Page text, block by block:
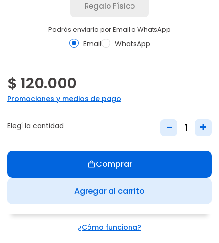
Regalo Físico
Podrás enviarlo por Email o WhatsApp
Email WhatsApp
$ 120.000
Promociones y medios de pago
Elegí la cantidad - +
Agregar al carrito
Comprar
¿Cómo funciona?